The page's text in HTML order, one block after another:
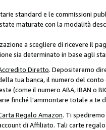
standard e le commissioni
maturate con la modalità
a scegliere di ricevere il
sia determinato in base agli
Diretto. Depositeremo
tua banca, il numero del
(come il numero ABA, IBAN o
finché l'ammontare totale a
Regalo Amazon. Ti
di Affiliato. Tali carte